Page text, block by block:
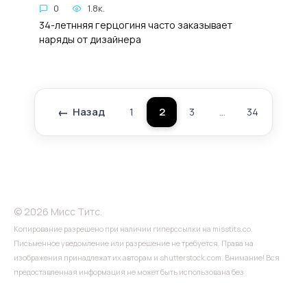
0 1.8к.
34-летнняя герцогиня часто заказывает
наряды от дизайнера
Пагинация
записей
Назад 1 2 3 … 34
© 2026 Мисс Титс.
Копирование разрешено при наличии гиперссылки на misstits.co.
Письменное уведомление или разрешение не требуется. Права на
изображения принадлежат их авторам и shutterstock.com. Внимание! Вся
предоставленная информация не может быть использована без